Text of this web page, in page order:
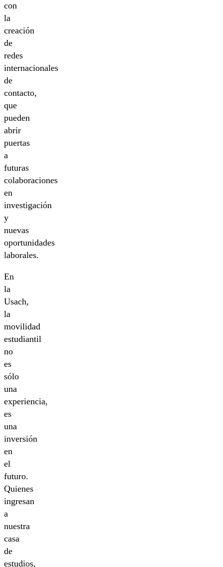
con
la
creación
de
redes
internacionales
de
contacto,
que
pueden
abrir
puertas
a
futuras
colaboraciones
en
investigación
y
nuevas
oportunidades
laborales.
En
la
Usach,
la
movilidad
estudiantil
no
es
sólo
una
experiencia,
es
una
inversión
en
el
futuro.
Quienes
ingresan
a
nuestra
casa
de
estudios,